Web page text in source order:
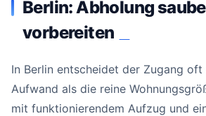
Berlin: Abholung
vorbereiten
In Berlin entscheidet der Zugang
Aufwand als die reine
mit funktionierendem Aufzug und